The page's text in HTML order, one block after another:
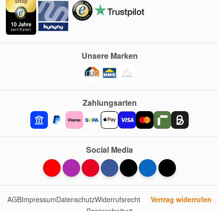
Zahlungsarten
Unsere Marken
Social Media
AGBImpressumDatenschutzWiderrufsrecht
Vertrag widerrufen